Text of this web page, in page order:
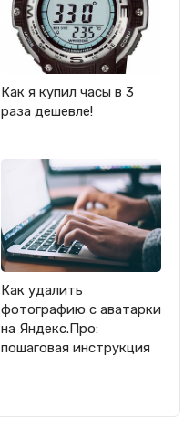
Как я купил часы в 3
раза дешевле!
Как удалить
фотографию с аватарки
на Яндекс.Про:
пошаговая инструкция